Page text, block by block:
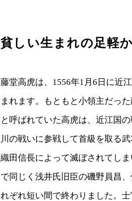
貧しい生まれの足軽
藤堂高虎は、1556年1月6日に近
まれます。もともと小領主だっ
と呼ばれていた高虎は、近江国
川の戦いに参戦して首級を取る
織田信長によって滅ぼされてし
で同じく浅井氏旧臣の磯野員昌
れぞれ短い間で終わりました。